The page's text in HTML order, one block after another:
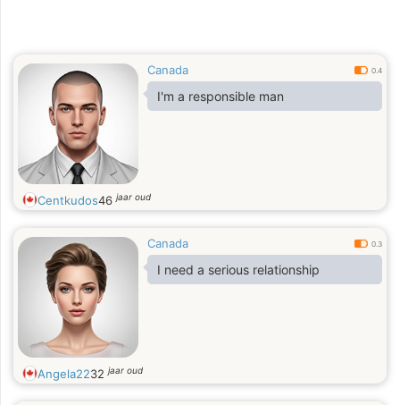
Canada 0.4
I'm a responsible man
Centkudos46jaar oud
Canada 0.3
I need a serious relationship
Angela2232jaar oud